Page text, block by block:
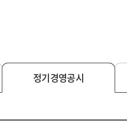
정기경영공시